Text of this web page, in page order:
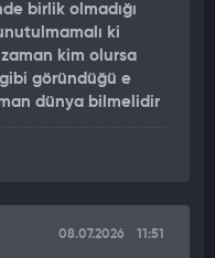
geçen 3 ticari gemiye
İran'a karşı "bir dizi
birlik olmadığı
ki
zaman kim olursa
gibi göründüğü e
dünya bilmelidir
08.07.2026 11:51